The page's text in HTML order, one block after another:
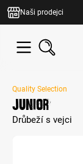
obsah
Naši prodejci
Quality Selection
Junior
Drůbeží s vejci